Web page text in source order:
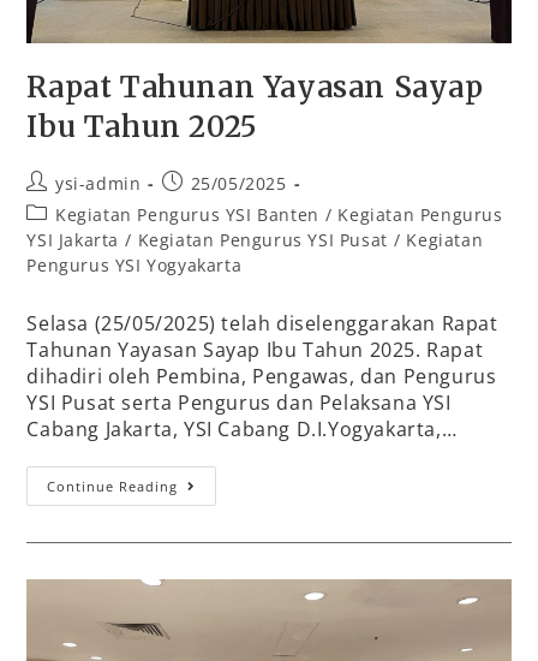
Rapat Tahunan Yayasan Sayap
Ibu Tahun 2025
ysi-admin
25/05/2025
Kegiatan Pengurus YSI Banten / Kegiatan Pengurus
YSI Jakarta / Kegiatan Pengurus YSI Pusat / Kegiatan
Pengurus YSI Yogyakarta
Selasa (25/05/2025) telah diselenggarakan Rapat
Tahunan Yayasan Sayap Ibu Tahun 2025. Rapat
dihadiri oleh Pembina, Pengawas, dan Pengurus
YSI Pusat serta Pengurus dan Pelaksana YSI
Cabang Jakarta, YSI Cabang D.I.Yogyakarta,…
Continue Reading